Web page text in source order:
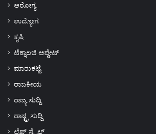
ಆರೋಗ್ಯ
ಉದ್ಯೋಗ
ಕೃಷಿ
ಟೆಕ್ನಾಲಜಿ ಅಪ್ಡೇಟ್
ಮಾರುಕಟ್ಟೆ
ರಾಜಕೀಯ
ರಾಜ್ಯ ಸುದ್ದಿ
ರಾಷ್ಟ್ರ ಸುದ್ದಿ
ಲೈಫ್ ಸ್ಟೈಲ್